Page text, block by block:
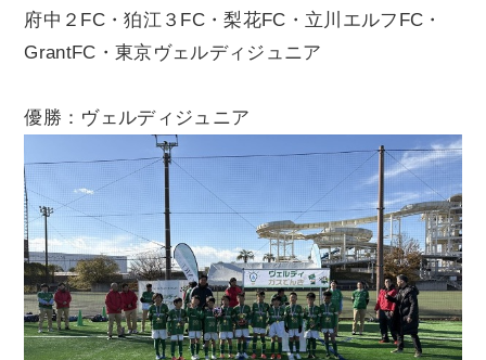
府中２FC・狛江３FC・梨花FC・立川エルフFC・
GrantFC・東京ヴェルディジュニア
優勝：ヴェルディジュニア